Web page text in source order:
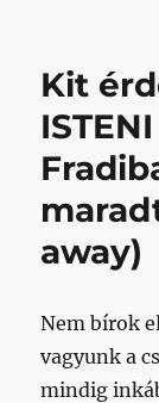
Kit
away)
Nem bírok
vagyunk a
mindig